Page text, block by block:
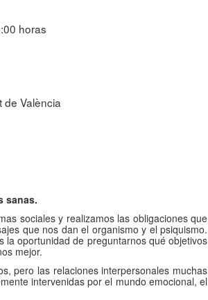
horas
de València
sanas.
sociales y realizamos las obligaciones que
que nos dan el organismo y el psiquismo.
la oportunidad de preguntarnos qué objetivos
mejor.
pero las relaciones interpersonales muchas
intervenidas por el mundo emocional, el